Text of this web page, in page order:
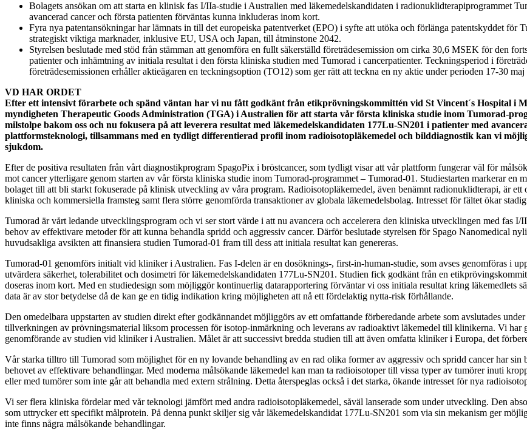
Bolagets ansökan om att starta en klinisk fas I/IIa-studie i Australien med läkemedelskandidaten i radionuklidterapiprogrammet
avancerad cancer och första patienten förväntas kunna inkluderas inom kort.
Fyra nya patentansökningar har lämnats in till det europeiska patentverket (EPO) i syfte att utöka och förlänga patentskyddet för
strategiskt viktiga marknader, inklusive EU, USA och Japan, till åtminstone 2042.
Styrelsen beslutade med stöd från stämman att genomföra en fullt säkerställd företrädesemission om cirka 30,6 MSEK för den
patienter och inhämtning av initiala resultat i den första kliniska studien med Tumorad i cancerpatienter. Teckningsperiod i
företrädesemissionen erhåller aktieägaren en teckningsoption (TO12) som ger rätt att teckna en ny aktie under perioden 17-30 maj
VD HAR ORDET
Efter ett intensivt förarbete och spänd väntan har vi nu fått godkänt från etikprövningskommittén vid St Vincent´s Hospital i
myndigheten Therapeutic Goods Administration (TGA) i Australien för att starta vår första kliniska studie inom Tumorad-
milstolpe bakom oss och nu fokusera på att leverera resultat med läkemedelskandidaten 177Lu-SN201 i patienter med
plattformsteknologi, tillsammans med en tydligt differentierad profil inom radioisotopläkemedel och bilddiagnostik kan vi
sjukdom.
Efter de positiva resultaten från vårt diagnostikprogram SpagoPix i bröstcancer, som tydligt visar att vår plattform fungerar väl för
mot cancer ytterligare genom starten av vår första kliniska studie inom Tumorad-programmet – Tumorad-01. Studiestarten markerar
bolaget till att bli starkt fokuserade på klinisk utveckling av våra program. Radioisotopläkemedel, även benämnt radionuklidterapi, är ett
kliniska och kommersiella framsteg samt flera större genomförda transaktioner av globala läkemedelsbolag. Intresset för fältet ökar
Tumorad är vårt ledande utvecklingsprogram och vi ser stort värde i att nu avancera och accelerera den kliniska utvecklingen med fas
behov av effektivare metoder för att kunna behandla spridd och aggressiv cancer. Därför beslutade styrelsen för Spago Nanomedical
huvudsakliga avsikten att finansiera studien Tumorad-01 fram till dess att initiala resultat kan genereras.
Tumorad-01 genomförs initialt vid kliniker i Australien. Fas I-delen är en dosöknings-, first-in-human-studie, som avses genomföras i
utvärdera säkerhet, tolerabilitet och dosimetri för läkemedelskandidaten 177Lu-SN201. Studien fick godkänt från en
doseras inom kort. Med en studiedesign som möjliggör kontinuerlig datarapportering förväntar vi oss initiala resultat kring läkemedlets
data är av stor betydelse då de kan ge en tidig indikation kring möjligheten att nå ett fördelaktig nytta-risk förhållande.
Den omedelbara uppstarten av studien direkt efter godkännandet möjliggörs av ett omfattande förberedande arbete som avslutades
tillverkningen av prövningsmaterial liksom processen för isotop-inmärkning och leverans av radioaktivt läkemedel till klinikerna. Vi har
genomförande av studien vid kliniker i Australien. Målet är att successivt bredda studien till att även omfatta kliniker i Europa, det
Vår starka tilltro till Tumorad som möjlighet för en ny lovande behandling av en rad olika former av aggressiv och spridd cancer har
behovet av effektivare behandlingar. Med moderna målsökande läkemedel kan man ta radioisotoper till vissa typer av tumörer inuti
eller med tumörer som inte går att behandla med extern strålning. Detta återspeglas också i det starka, ökande intresset för nya
Vi ser flera kliniska fördelar med vår teknologi jämfört med andra radioisotopläkemedel, såväl lanserade som under utveckling. Den
som uttrycker ett specifikt målprotein. På denna punkt skiljer sig vår läkemedelskandidat 177Lu-SN201 som via sin mekanism ger
inte finns några målsökande behandlingar.